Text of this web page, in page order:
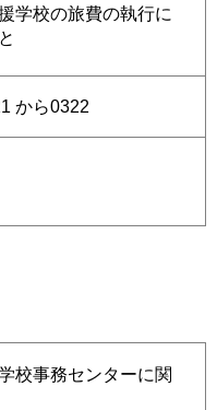
学校の旅費の執行に
から0322
校事務センターに関